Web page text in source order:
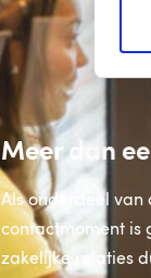
Meer dan
Als onderdeel van
contactmoment is
zakelijke relaties